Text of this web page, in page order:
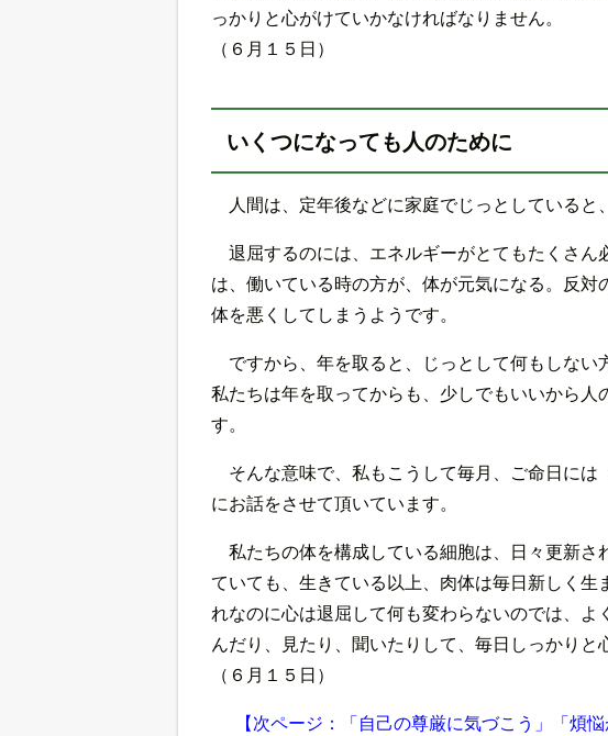
っかりと心がけていかなければなりません。
（６月１５日）
いくつになっても人のために
人間は、定年後などに家庭でじっとしていると
退屈するのには、エネルギーがとてもたくさん
は、働いている時の方が、体が元気になる。反対
体を悪くしてしまうようです。
ですから、年を取ると、じっとして何もしない
私たちは年を取ってからも、少しでもいいから人
す。
そんな意味で、私もこうして毎月、ご命日には
にお話をさせて頂いています。
私たちの体を構成している細胞は、日々更新さ
ていても、生きている以上、肉体は毎日新しく
れなのに心は退屈して何も変わらないのでは、
んだり、見たり、聞いたりして、毎日しっかりと
（６月１５日）
【次ページ：「自己の尊厳に気づこう」「煩